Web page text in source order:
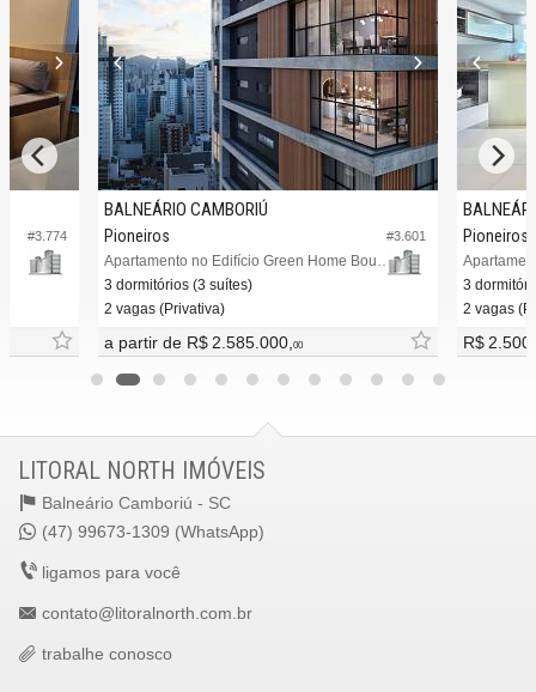
#3.774 #3.601
BALNEÁRIO CAMBORIÚ
Pioneiros
Apartamento no Edifício Green Home Boutique Residence
3 dormitórios (3 suítes)
2 vagas (Privativa)
a partir de R$ 2.585.000, 00
Pioneiros
3
2 vagas
R$
LITORAL NORTH IMÓVEIS
Balneário Camboriú - SC
(47) 99673-1309 (WhatsApp)
ligamos para você
contato@litoralnorth.com.br
trabalhe conosco